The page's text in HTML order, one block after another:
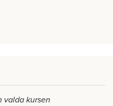
valda kursen